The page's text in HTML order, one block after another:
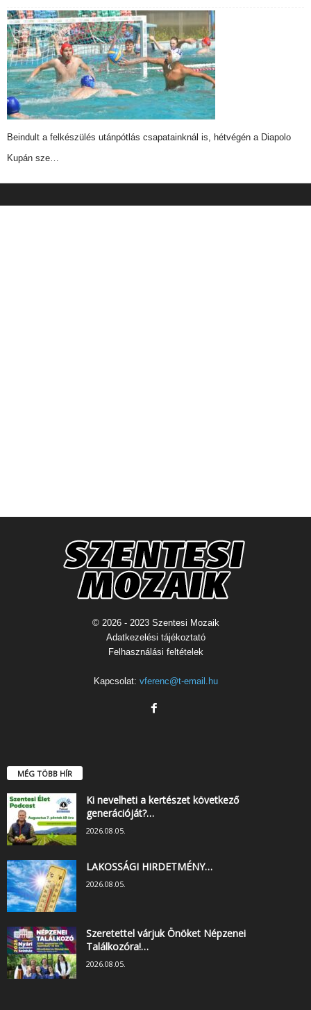
Beindult a felkészülés utánpótlás csapatainknál is, hétvégén a Diapolo
Kupán sze…
© 2026 - 2023 Szentesi Mozaik
Adatkezelési tájékoztató
Felhasználási feltételek
Kapcsolat: vferenc@t-email.hu
MÉG TÖBB HÍR
Ki nevelheti a kertészet következő
generációját?…
2026.08.05.
LAKOSSÁGI HIRDETMÉNY…
2026.08.05.
Szeretettel várjuk Önöket Népzenei
Találkozóra!…
2026.08.05.